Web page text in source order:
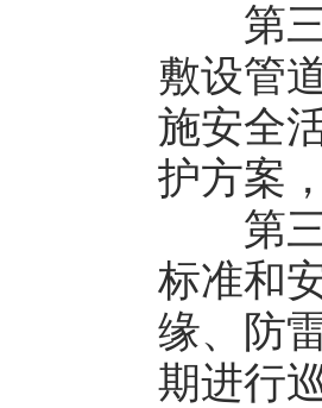
第三
敷设管
施安全
护方案
第三
标准和
缘、防
期进行